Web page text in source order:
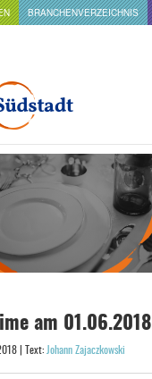
BRANCHENVERZEICHNIS
am 01.06.2018
| Text: Johann Zajaczkowski